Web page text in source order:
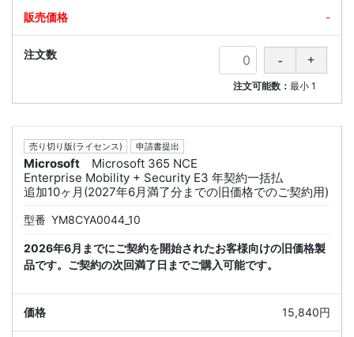
-
注文可能数：最小 1
売り切り版(ライセンス) 申請書提出
Microsoft
Microsoft 365 NCE
Enterprise Mobility + Security E3 年契約一括払
追加10ヶ月(2027年6月満了分までの旧価格でのご契約用)
型番 YM8CYA0044_10
2026年6月までにご契約を開始されたお客様向けの旧価格製
品です。ご契約の次回満了日までご購入可能です。
15,840円